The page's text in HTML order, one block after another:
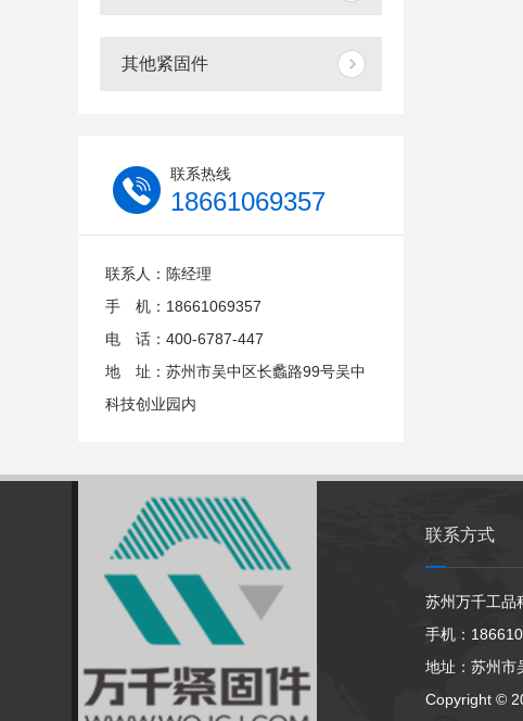
其他紧固件
联系热线
18661069357
联系人：陈经理
手 机：18661069357
电 话：400-6787-447
地 址：苏州市吴中区长蠡路99号吴中
科技创业园内
联系方式
苏州万千工品
手机：
地址：苏州市
Copyright ©